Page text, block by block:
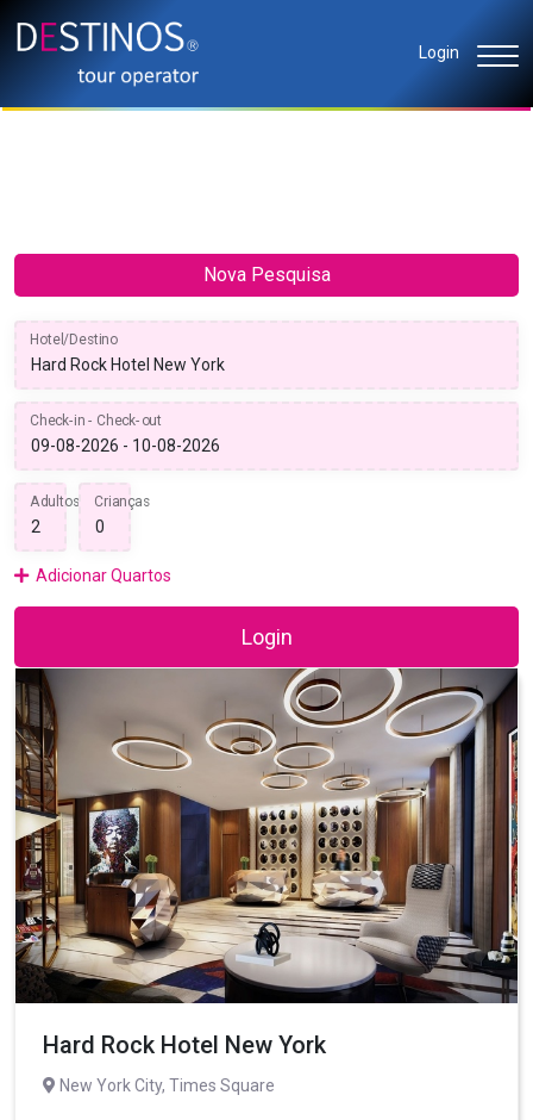
Login
Nova Pesquisa
Hotel/Destino
Check-in - Check-out
Adultos Crianças
Adicionar Quartos
Login
Hard Rock Hotel New York
New York City, Times Square